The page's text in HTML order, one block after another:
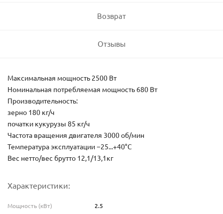
Возврат
Отзывы
Максимальная мощность 2500 Вт
Номинальная потребляемая мощность 680 Вт
Производительность:
зерно 180 кг/ч
початки кукурузы 85 кг/ч
Частота вращения двигателя 3000 об/мин
Температура эксплуатации −25...+40°С
Вес нетто/вес брутто 12,1/13,1кг
Характеристики:
Мощность (кВт)
2.5